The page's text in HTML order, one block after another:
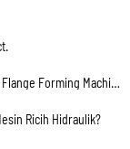
yang Ditunjuk oleh Pakar
Ricih Hidraulik?